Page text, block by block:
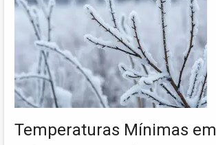
Temperaturas Mínimas em